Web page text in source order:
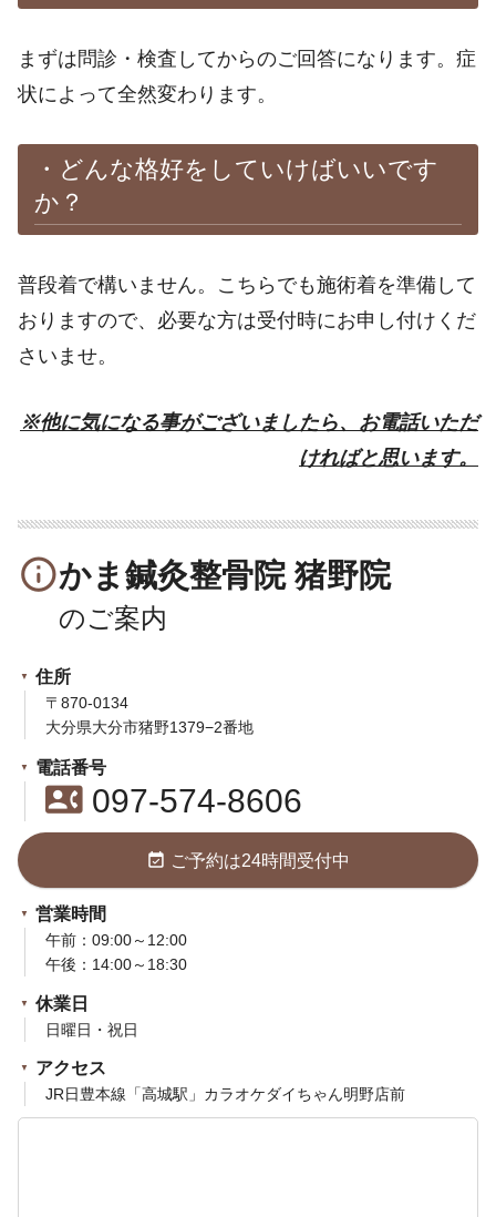
まずは問診・検査してからのご回答になります。症
状によって全然変わります。
・どんな格好をしていけばいいです
か？
普段着で構いません。こちらでも施術着を準備して
おりますので、必要な方は受付時にお申し付けくだ
さいませ。
※他に気になる事がございましたら、お電話いただ
ければと思います。
info_outlineかま鍼灸整骨院 猪野院
住所
〒870-0134
大分県大分市猪野1379−2番地
電話番号
contact_phone097-574-8606
event_available ご予約は24時間受付中
営業時間
午前：09:00～12:00
午後：14:00～18:30
休業日
日曜日・祝日
アクセス
JR日豊本線「高城駅」カラオケダイちゃん明野店前